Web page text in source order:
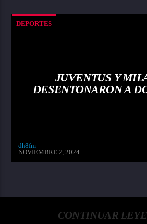
DEPORTES
JUVENTUS Y
DESENTONARON A
dh8fm
NOVIEMBRE 2, 2024
CONTINUAR